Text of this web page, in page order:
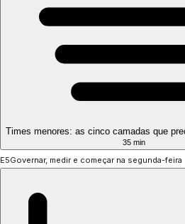
Times menores: as cinco camadas que
35 min
E5Governar, medir e começar na segunda-feira